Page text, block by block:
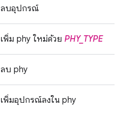
ลบอุปกรณ์
เพิ่ม phy ใหม่ด้วย PHY_TYPE
ลบ phy
เพิ่มอุปกรณ์ลงใน phy